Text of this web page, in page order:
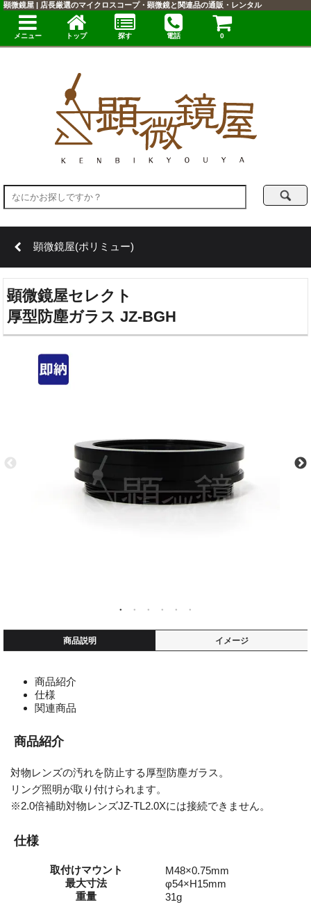
顕微鏡屋(ポリミュー)
顕微鏡屋セレクト
厚型防塵ガラス JZ-BGH
商品説明 イメージ
商品紹介
仕様
関連商品
商品紹介
対物レンズの汚れを防止する厚型防塵ガラス。
リング照明が取り付けられます。
※2.0倍補助対物レンズJZ-TL2.0Xには接続できません。
仕様
取付けマウント
M48×0.75mm
最大寸法
φ54×H15mm
重量
31g
顕微鏡屋 | 店長厳選のマイクロスコープ・顕微鏡と関連品の通販・レンタル
メニュー トップ 探す 電話 0